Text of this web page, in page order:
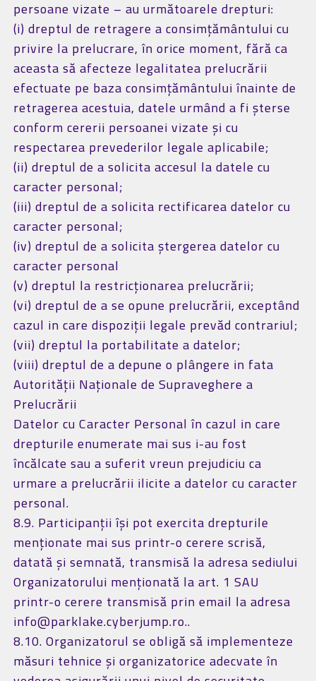
persoane vizate – au următoarele drepturi:
(i) dreptul de retragere a consimțământului cu
privire la prelucrare, în orice moment, fără ca
aceasta să afecteze legalitatea prelucrării
efectuate pe baza consimțământului înainte de
retragerea acestuia, datele urmând a fi șterse
conform cererii persoanei vizate și cu
respectarea prevederilor legale aplicabile;
(ii) dreptul de a solicita accesul la datele cu
caracter personal;
(iii) dreptul de a solicita rectificarea datelor cu
caracter personal;
(iv) dreptul de a solicita ștergerea datelor cu
caracter personal
(v) dreptul la restricționarea prelucrării;
(vi) dreptul de a se opune prelucrării, exceptând
cazul in care dispoziții legale prevăd contrariul;
(vii) dreptul la portabilitate a datelor;
(viii) dreptul de a depune o plângere in fata
Autorității Naționale de Supraveghere a
Prelucrării
Datelor cu Caracter Personal în cazul in care
drepturile enumerate mai sus i-au fost
încălcate sau a suferit vreun prejudiciu ca
urmare a prelucrării ilicite a datelor cu caracter
personal.
8.9. Participanții își pot exercita drepturile
menționate mai sus printr-o cerere scrisă,
datată și semnată, transmisă la adresa sediului
Organizatorului menționată la art. 1 SAU
printr-o cerere transmisă prin email la adresa
info@parklake.cyberjump.ro..
8.10. Organizatorul se obligă să implementeze
măsuri tehnice și organizatorice adecvate în